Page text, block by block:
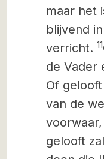
maar het
blijvend
verricht. 11
de Vader
Of
van de
gelooft